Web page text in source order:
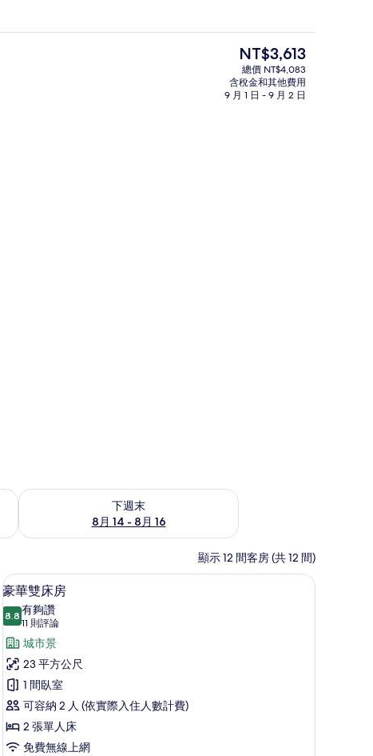
家庭三人房 | 客房內保險箱、書桌、
目
前
的
價
NT$3,613
總價 NT$4,083
含稅金和其他費用
9 月 1 日 - 9 月 2 日
下週末
8月 14 - 8月 16
查看下週末 (8月 14 - 8月 16) 的供應情況
顯示 12 間客房 (共 12 間)
電工作空間、熨斗/熨衣板
顯
示
豪
華
雙
床
房
的
所
6
豪華雙床房
8.88.8 分，滿分 10 分
有夠讚
11 則評論
(11
則
評
論)
城市景
23 平方公尺
1 間臥室
可容納 2 人 (依實際入住人數計費)
2 張單人床
免費無線上網